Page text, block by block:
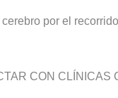
por el
CON CLÍNICAS